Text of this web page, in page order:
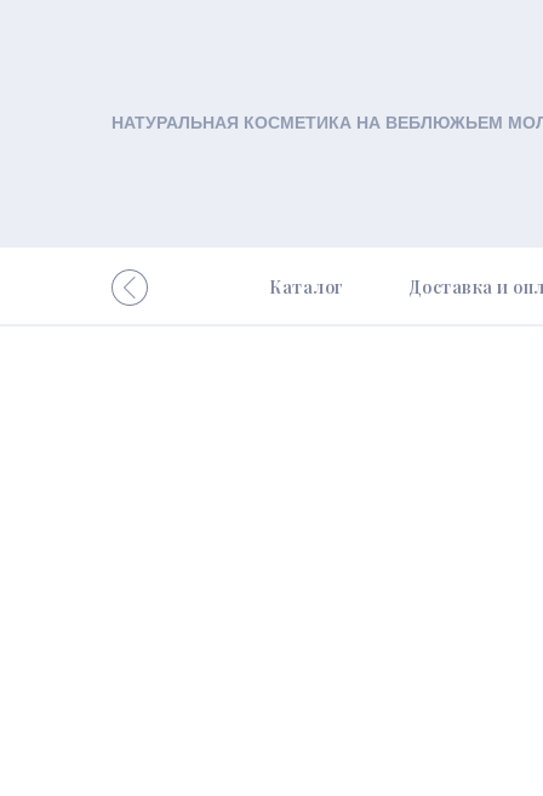
НАТУРАЛЬНАЯ КОСМЕТИКА НА ВЕБЛЮЖЬЕМ
Доставка и
Каталог